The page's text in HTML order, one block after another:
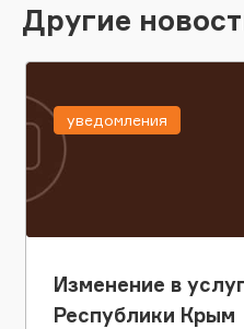
Другие
Изменение в
Республики Крым
уведомления